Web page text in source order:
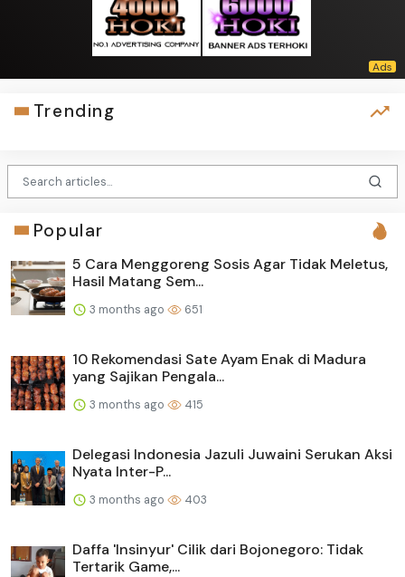
Trending
Popular
5 Cara Menggoreng Sosis Agar Tidak Meletus,
Hasil Matang Sem...
3 months ago 651
10 Rekomendasi Sate Ayam Enak di Madura
yang Sajikan Pengala...
3 months ago 415
Delegasi Indonesia Jazuli Juwaini Serukan Aksi
Nyata Inter-P...
3 months ago 403
Daffa 'Insinyur' Cilik dari Bojonegoro: Tidak
Tertarik Game,...